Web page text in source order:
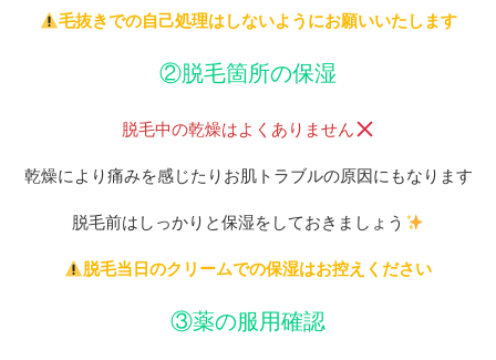
毛抜きでの自己処理はしないようにお願いいたします
②脱毛箇所の保湿
脱毛中の乾燥はよくありません
乾燥により痛みを感じたりお肌トラブルの原因にもなります
脱毛前はしっかりと保湿をしておきましょう
脱毛当日のクリームでの保湿はお控えください
③薬の服用確認